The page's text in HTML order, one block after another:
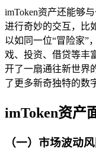
imToken资产还能够
进行奇妙的交互，比
以如同一位“冒险家”
戏、投资、借贷等丰
开了一扇通往新世界
了更多新奇独特的数
imToken资产
（一）市场波动